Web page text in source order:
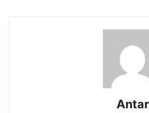
Antar